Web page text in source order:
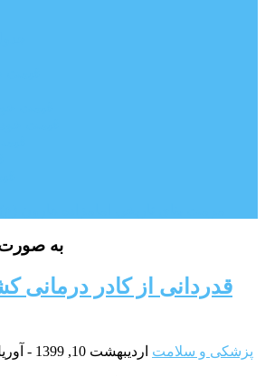
به صورت
قدردانی از کادر درمانی
پزشکی و سلامت اردیبهشت 10, 1399 - آوریل 29, 2020